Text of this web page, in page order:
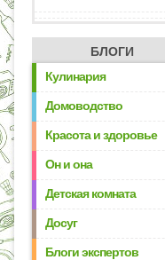
БЛОГИ
Кулинария
Домоводство
Красота и здоровье
Он и она
Детская комната
Досуг
Блоги экспертов